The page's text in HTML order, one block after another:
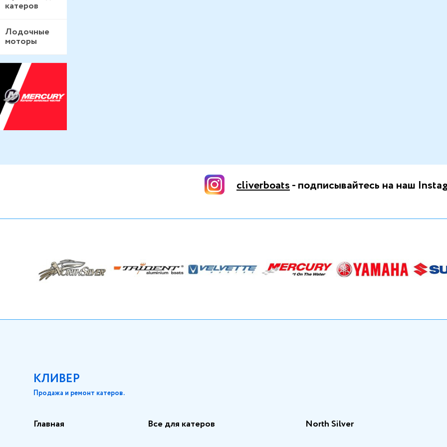
катеров
Лодочные
моторы
cliverboats- подписывайтесь на наш
КЛИВЕР
Продажа и ремонт катеров.
Главная Все для катеров North Silver